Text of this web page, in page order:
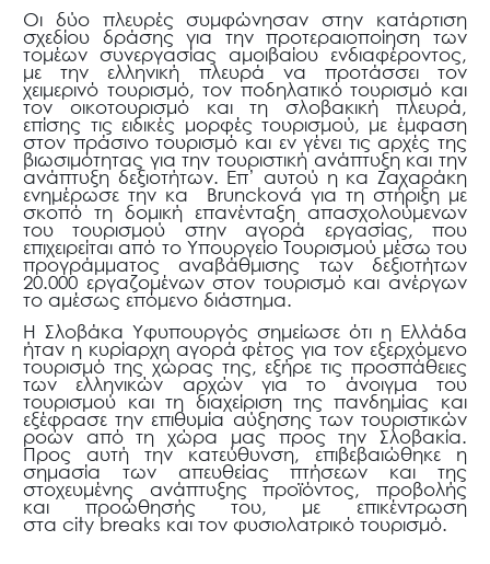
Οι δύο πλευρές συμφώνησαν στην κατάρτιση
σχεδίου δράσης για την προτεραιοποίηση των
τομέων συνεργασίας αμοιβαίου ενδιαφέροντος,
με την ελληνική πλευρά να προτάσσει τον
χειμερινό τουρισμό, τον ποδηλατικό τουρισμό και
τον οικοτουρισμό και τη σλοβακική πλευρά,
επίσης τις ειδικές μορφές τουρισμού, με έμφαση
στον πράσινο τουρισμό και εν γένει τις αρχές της
βιωσιμότητας για την τουριστική ανάπτυξη και την
ανάπτυξη δεξιοτήτων. Επ’ αυτού η κα Ζαχαράκη
ενημέρωσε την κα Bruncková για τη στήριξη με
σκοπό τη δομική επανένταξη απασχολούμενων
του τουρισμού στην αγορά εργασίας, που
επιχειρείται από το Υπουργείο Τουρισμού μέσω του
προγράμματος αναβάθμισης των δεξιοτήτων
20.000 εργαζομένων στον τουρισμό και ανέργων
το αμέσως επόμενο διάστημα.
Η Σλοβάκα Υφυπουργός σημείωσε ότι η Ελλάδα
ήταν η κυρίαρχη αγορά φέτος για τον εξερχόμενο
τουρισμό της χώρας της, εξήρε τις προσπάθειες
των ελληνικών αρχών για το άνοιγμα του
τουρισμού και τη διαχείριση της πανδημίας και
εξέφρασε την επιθυμία αύξησης των τουριστικών
ροών από τη χώρα μας προς την Σλοβακία.
Προς αυτή την κατεύθυνση, επιβεβαιώθηκε η
σημασία των απευθείας πτήσεων και της
στοχευμένης ανάπτυξης προϊόντος, προβολής
και προώθησής του, με επικέντρωση
στα city breaks και τον φυσιολατρικό τουρισμό.